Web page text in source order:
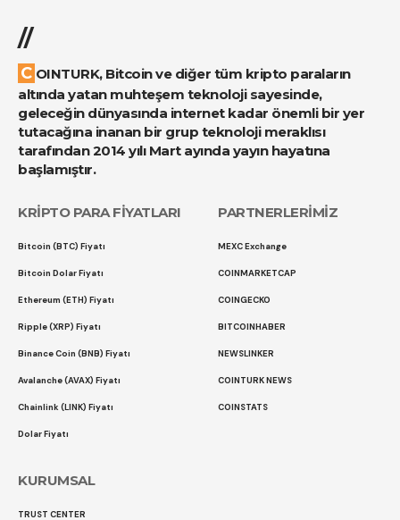
//
COINTURK, Bitcoin ve diğer tüm kripto paraların
altında yatan muhteşem teknoloji sayesinde,
geleceğin dünyasında internet kadar önemli bir yer
tutacağına inanan bir grup teknoloji meraklısı
tarafından 2014 yılı Mart ayında yayın hayatına
başlamıştır.
KRİPTO PARA FİYATLARI
Bitcoin (BTC) Fiyatı
Bitcoin Dolar Fiyatı
Ethereum (ETH) Fiyatı
Ripple (XRP) Fiyatı
Binance Coin (BNB) Fiyatı
Avalanche (AVAX) Fiyatı
Chainlink (LINK) Fiyatı
Dolar Fiyatı
PARTNERLERİMİZ
MEXC Exchange
COINMARKETCAP
COINGECKO
BITCOINHABER
NEWSLINKER
COINTURK NEWS
COINSTATS
KURUMSAL
TRUST CENTER